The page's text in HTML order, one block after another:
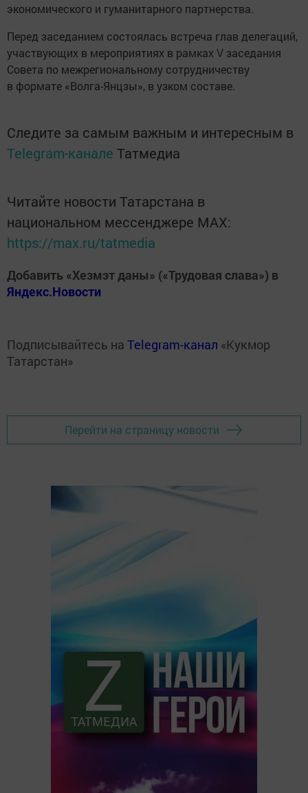
экономического и гуманитарного партнерства.
Перед заседанием состоялась встреча глав делегаций,
участвующих в мероприятиях в рамках V заседания
Совета по межрегиональному сотрудничеству
в формате «Волга-Янцзы», в узком составе.
Следите за самым важным и интересным в
Telegram-канале Татмедиа
Читайте новости Татарстана в
национальном мессенджере MАХ:
https://max.ru/tatmedia
Добавить «Хезмэт даны» («Трудовая слава») в
Яндекс.Новости
Подписывайтесь на Telegram-канал «Кукмор
Татарстан»
Перейти на страницу новости